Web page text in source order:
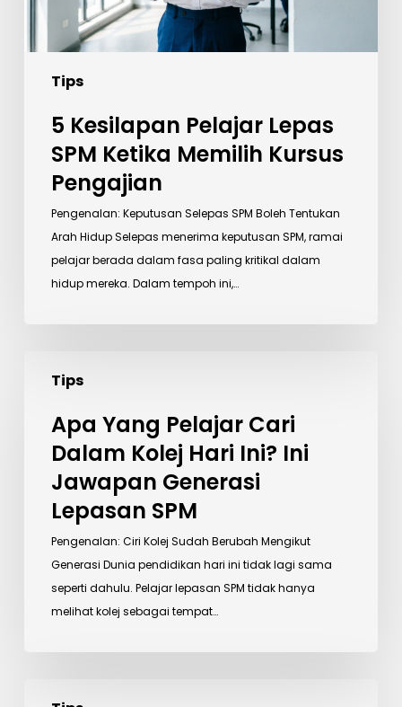
Tips
Pengajian
5 Kesilapan Pelajar Lepas
SPM Ketika Memilih Kursus
Pengajian
Pengenalan: Keputusan Selepas SPM Boleh Tentukan
Arah Hidup Selepas menerima keputusan SPM, ramai
pelajar berada dalam fasa paling kritikal dalam
hidup mereka. Dalam tempoh ini,…
Tips
Yang
Cari
Dalam
Jawapan
Generasi
Lepasan
Apa Yang Pelajar Cari
Dalam Kolej Hari Ini? Ini
Jawapan Generasi
Lepasan SPM
Pengenalan: Ciri Kolej Sudah Berubah Mengikut
Generasi Dunia pendidikan hari ini tidak lagi sama
seperti dahulu. Pelajar lepasan SPM tidak hanya
melihat kolej sebagai tempat…